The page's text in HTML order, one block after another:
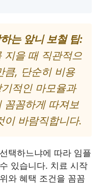
는 앞니 보철 팁:
지을 때 직관적으
큼, 단순히 비용
적인 마모율과
꼼꼼하게 따져보
이 바람직합니다.
택하느냐에 따라 임플
있습니다. 치료 시작
와 혜택 조건을 꼼꼼